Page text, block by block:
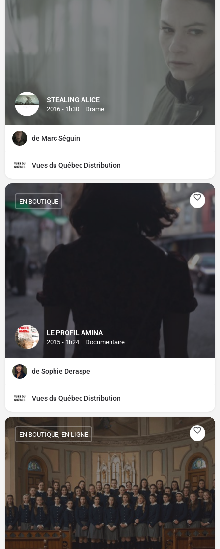
STEALING ALICE
2016 - 1h30 Drame
de Marc Séguin
Vues du Québec Distribution
LE PROFIL AMINA
2015 - 1h24 Documentaire
EN BOUTIQUE
de Sophie Deraspe
Vues du Québec Distribution
EN BOUTIQUE, EN LIGNE